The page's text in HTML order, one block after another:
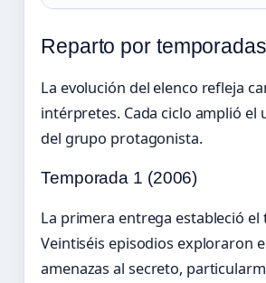
Reparto por
La evolución del elenco refleja
intérpretes. Cada ciclo amplió
del grupo protagonista.
Temporada 1 (2006)
La primera entrega estableció
Veintiséis episodios exploraron
amenazas al secreto,